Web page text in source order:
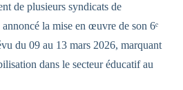
de plusieurs syndicats de
annoncé la mise en œuvre de son 6ᵉ
du 09 au 13 mars 2026, marquant
dans le secteur éducatif au